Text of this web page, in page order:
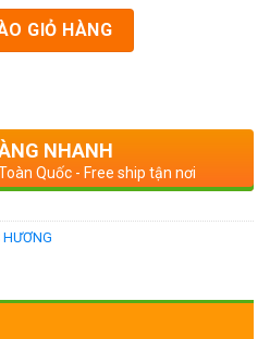
GIỎ HÀNG
NHANH
Quốc - Free ship tận nơi